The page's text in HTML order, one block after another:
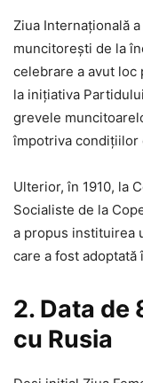
Ziua Internațională
muncitorești de la
celebrare a avut loc
la inițiativa
grevele
împotriva condițiilor
Ulterior, în 1910, la
Socialiste de la
a propus instituirea
care a fost adoptată
2. Data de
cu Rusia